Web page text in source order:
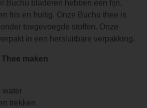
Buchu bladeren hebben een fijn,
fris en fruitig. Onze Buchu thee is
toegevoegde stoffen. Onze
in een hersluitbare verpakking.
maken
water
trekken